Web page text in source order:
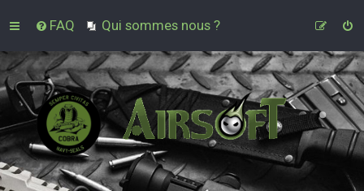
FAQ Qui sommes nous ?